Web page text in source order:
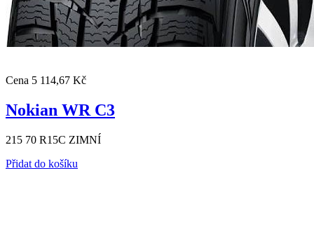
Cena 5 114,67 Kč
Nokian WR C3
215 70 R15C ZIMNÍ
Přidat do košíku